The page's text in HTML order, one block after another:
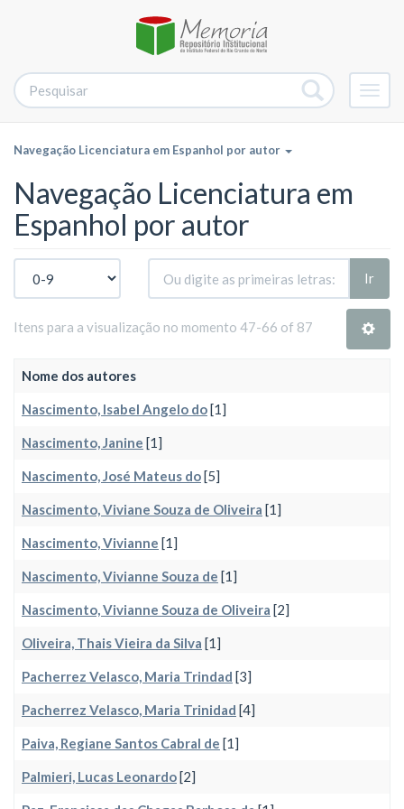
Navegação Licenciatura em Espanhol por autor
Navegação Licenciatura em
Espanhol por autor
Ir
Itens para a visualização no momento 47-66 of 87
Nome dos autores
Nascimento, Isabel Angelo do[1]
Nascimento, Janine [1]
Nascimento, José Mateus do[5]
Nascimento, Viviane Souza de Oliveira [1]
Nascimento, Vivianne [1]
Nascimento, Vivianne Souza de [1]
Nascimento, Vivianne Souza de Oliveira [2]
Oliveira, Thais Vieira da Silva [1]
Pacherrez Velasco, Maria Trindad [3]
Pacherrez Velasco, Maria Trinidad [4]
Paiva, Regiane Santos Cabral de [1]
Palmieri, Lucas Leonardo[2]